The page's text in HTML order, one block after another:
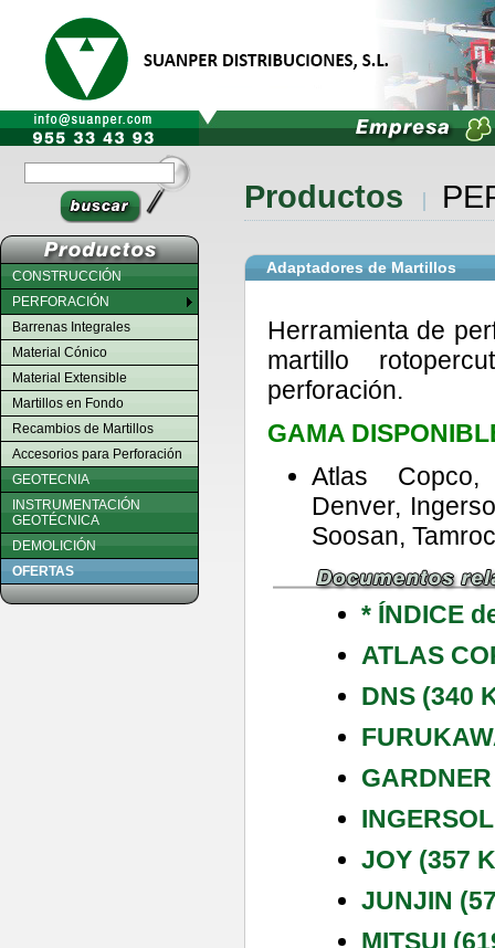
Productos
Adaptadores de Martillos
Herramienta de
martillo
perforación.
GAMA
Atlas Copco,
Denver,
Soosan,
* ÍNDICE
ATLAS
DNS (340
JOY (357
JUNJIN
MITSUI
CONSTRUCCIÓN
PERFORACIÓN
Barrenas Integrales
Material Cónico
Material Extensible
Martillos en Fondo
Recambios de Martillos
Accesorios para Perforación
GEOTECNIA
INSTRUMENTACIÓN
GEOTÉCNICA
DEMOLICIÓN
OFERTAS